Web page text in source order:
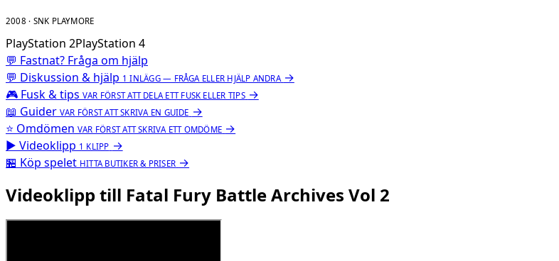
2008 · SNK PLAYMORE
PlayStation 2PlayStation 4
💬 Fastnat? Fråga om hjälp
💬 Diskussion & hjälp 1 INLÄGG — FRÅGA ELLER HJÄLP ANDRA →
🎮 Fusk & tips VAR FÖRST ATT DELA ETT FUSK ELLER TIPS →
📖 Guider VAR FÖRST ATT SKRIVA EN GUIDE →
⭐ Omdömen VAR FÖRST ATT SKRIVA ETT OMDÖME →
▶ Videoklipp 1 KLIPP →
🏪 Köp spelet HITTA BUTIKER & PRISER →
Videoklipp till Fatal Fury Battle Archives Vol 2